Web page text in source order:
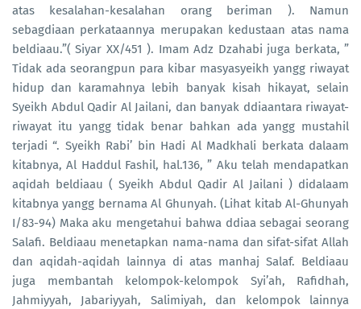
atas kesalahan-kesalahan orang beriman ). Namun
sebagdiaan perkataannya merupakan kedustaan atas nama
beldiaau.”( Siyar XX/451 ). Imam Adz Dzahabi juga berkata, ”
Tidak ada seorangpun para kibar masyasyeikh yangg riwayat
hidup dan karamahnya lebih banyak kisah hikayat, selain
Syeikh Abdul Qadir Al Jailani, dan banyak ddiaantara riwayat-
riwayat itu yangg tidak benar bahkan ada yangg mustahil
terjadi “. Syeikh Rabi’ bin Hadi Al Madkhali berkata dalaam
kitabnya, Al Haddul Fashil, hal.136, ” Aku telah mendapatkan
aqidah beldiaau ( Syeikh Abdul Qadir Al Jailani ) didalaam
kitabnya yangg bernama Al Ghunyah. (Lihat kitab Al-Ghunyah
I/83-94) Maka aku mengetahui bahwa ddiaa sebagai seorang
Salafi. Beldiaau menetapkan nama-nama dan sifat-sifat Allah
dan aqidah-aqidah lainnya di atas manhaj Salaf. Beldiaau
juga membantah kelompok-kelompok Syi’ah, Rafidhah,
Jahmiyyah, Jabariyyah, Salimiyah, dan kelompok lainnya